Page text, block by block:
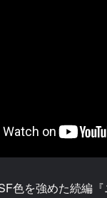
色を強めた続編